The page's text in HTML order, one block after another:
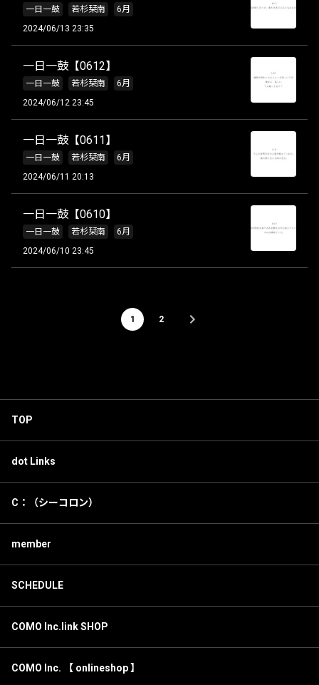
一日一鼓 若杉栞南
6月
2024/06/13 23:35
一日一鼓【0612】
一日一鼓 若杉栞南
6月
2024/06/12 23:45
一日一鼓【0611】
一日一鼓 若杉栞南
6月
2024/06/11 20:13
一日一鼓【0610】
一日一鼓 若杉栞南
6月
2024/06/10 23:45
1 2
TOP
dot Links
C：（シーコロン）
member
SCHEDULE
COMO Inc.link SHOP
COMO Inc. 【 onlineshop 】